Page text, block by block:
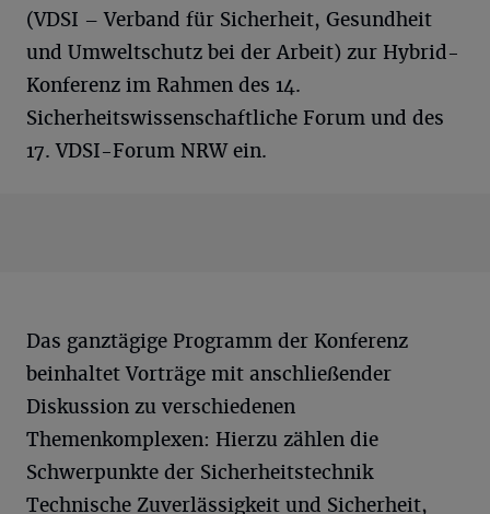
(VDSI – Verband für Sicherheit, Gesundheit
und Umweltschutz bei der Arbeit) zur Hybrid-
Konferenz im Rahmen des 14.
Sicherheitswissenschaftliche Forum und des
17. VDSI-Forum NRW ein.
Das ganztägige Programm der Konferenz
beinhaltet Vorträge mit anschließender
Diskussion zu verschiedenen
Themenkomplexen: Hierzu zählen die
Schwerpunkte der Sicherheitstechnik
Technische Zuverlässigkeit und Sicherheit,